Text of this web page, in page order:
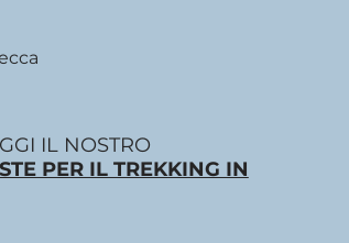
IL NOSTRO
PER IL TREKKING IN